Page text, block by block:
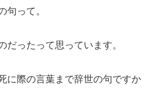
句って。
だったって思っています。
に際の言葉まで辞世の句ですか